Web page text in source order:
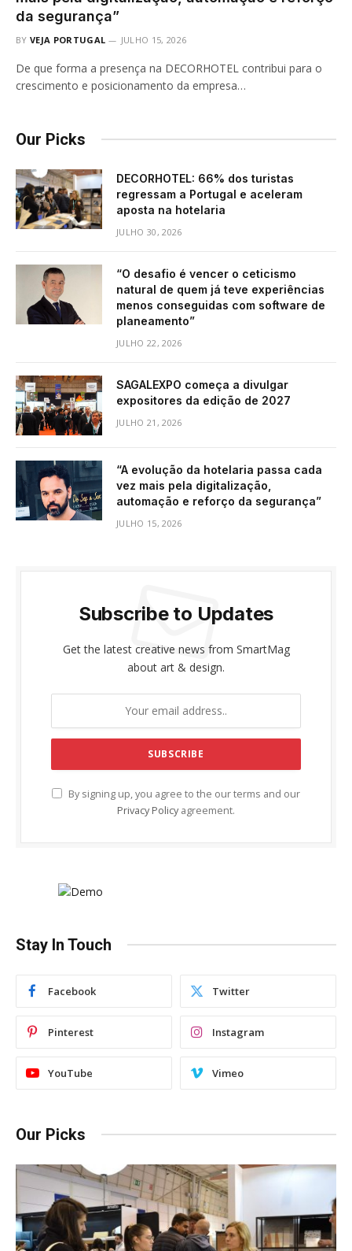
da segurança”
BY VEJA PORTUGAL JULHO 15, 2026
De que forma a presença na DECORHOTEL contribui para o
crescimento e posicionamento da empresa…
Our Picks
DECORHOTEL: 66% dos turistas
regressam a Portugal e aceleram
aposta na hotelaria
JULHO 30, 2026
“O desafio é vencer o ceticismo
natural de quem já teve experiências
menos conseguidas com software de
planeamento”
JULHO 22, 2026
SAGALEXPO começa a divulgar
expositores da edição de 2027
JULHO 21, 2026
“A evolução da hotelaria passa cada
vez mais pela digitalização,
automação e reforço da segurança”
JULHO 15, 2026
Subscribe to Updates
Get the latest creative news from SmartMag
about art & design.
By signing up, you agree to the our terms and our
Privacy Policy agreement.
Stay In Touch
Facebook Twitter
Pinterest Instagram
YouTube Vimeo
Our Picks